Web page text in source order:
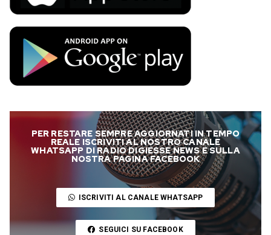
PER RESTARE SEMPRE AGGIORNATI IN TEMPO
REALE ISCRIVITI AL NOSTRO CANALE
WHATSAPP DI RADIO DIGIESSE NEWS E SULLA
NOSTRA PAGINA FACEBOOK
ISCRIVITI AL CANALE WHATSAPP
SEGUICI SU FACEBOOK